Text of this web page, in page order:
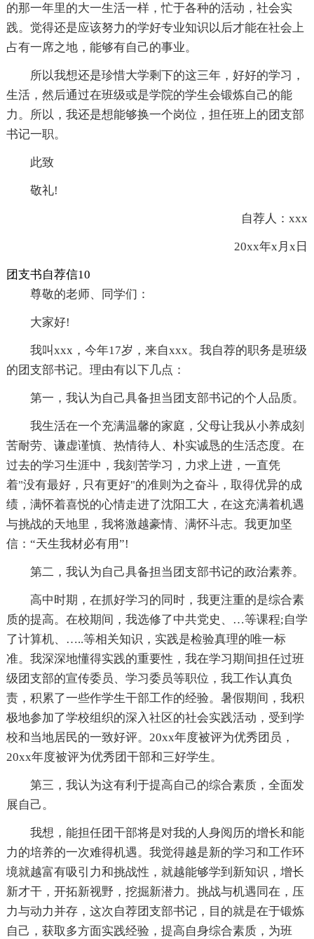
的那一年里的大一生活一样，忙于各种的活动，社会实
践。觉得还是应该努力的学好专业知识以后才能在社会上
占有一席之地，能够有自己的事业。
所以我想还是珍惜大学剩下的这三年，好好的学习，
生活，然后通过在班级或是学院的学生会锻炼自己的能
力。所以，我还是想能够换一个岗位，担任班上的团支部
书记一职。
此致
敬礼!
自荐人：xxx
20xx年x月x日
团支书自荐信10
尊敬的老师、同学们：
大家好!
我叫xxx，今年17岁，来自xxx。我自荐的职务是班级
的团支部书记。理由有以下几点：
第一，我认为自己具备担当团支部书记的个人品质。
我生活在一个充满温馨的家庭，父母让我从小养成刻
苦耐劳、谦虚谨慎、热情待人、朴实诚恳的生活态度。在
过去的学习生涯中，我刻苦学习，力求上进，一直凭
着"没有最好，只有更好"的准则为之奋斗，取得优异的成
绩，满怀着喜悦的心情走进了沈阳工大，在这充满着机遇
与挑战的天地里，我将激越豪情、满怀斗志。我更加坚
信：“天生我材必有用”!
第二，我认为自己具备担当团支部书记的政治素养。
高中时期，在抓好学习的同时，我更注重的是综合素
质的提高。在校期间，我选修了中共党史、…等课程;自学
了计算机、…..等相关知识，实践是检验真理的唯一标
准。我深深地懂得实践的重要性，我在学习期间担任过班
级团支部的宣传委员、学习委员等职位，我工作认真负
责，积累了一些作学生干部工作的经验。暑假期间，我积
极地参加了学校组织的深入社区的社会实践活动，受到学
校和当地居民的一致好评。20xx年度被评为优秀团员，
20xx年度被评为优秀团干部和三好学生。
第三，我认为这有利于提高自己的综合素质，全面发
展自己。
我想，能担任团干部将是对我的人身阅历的增长和能
力的培养的一次难得机遇。我觉得越是新的学习和工作环
境就越富有吸引力和挑战性，就越能够学到新知识，增长
新才干，开拓新视野，挖掘新潜力。挑战与机遇同在，压
力与动力并存，这次自荐团支部书记，目的就是在于锻炼
自己，获取多方面实践经验，提高自身综合素质，为班